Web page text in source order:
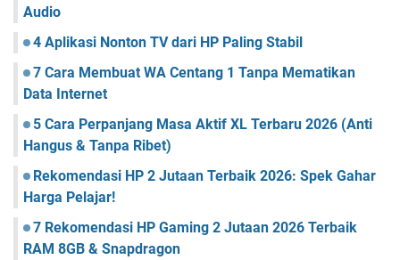
Audio
4 Aplikasi Nonton TV dari HP Paling Stabil
7 Cara Membuat WA Centang 1 Tanpa Mematikan
Data Internet
5 Cara Perpanjang Masa Aktif XL Terbaru 2026 (Anti
Hangus & Tanpa Ribet)
Rekomendasi HP 2 Jutaan Terbaik 2026: Spek Gahar
Harga Pelajar!
7 Rekomendasi HP Gaming 2 Jutaan 2026 Terbaik
RAM 8GB & Snapdragon